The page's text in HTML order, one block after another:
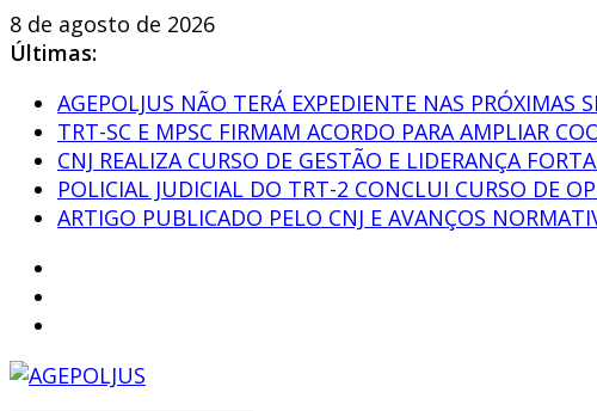
Pular
para
conteúdo
8 de agosto de 2026
Últimas:
AGEPOLJUS NÃO TERÁ EXPEDIENTE NAS PRÓXIMAS
TRT-SC E MPSC FIRMAM ACORDO PARA AMPLIAR
CNJ REALIZA CURSO DE GESTÃO E LIDERANÇA
POLICIAL JUDICIAL DO TRT-2 CONCLUI CURSO DE
ARTIGO PUBLICADO PELO CNJ E AVANÇOS